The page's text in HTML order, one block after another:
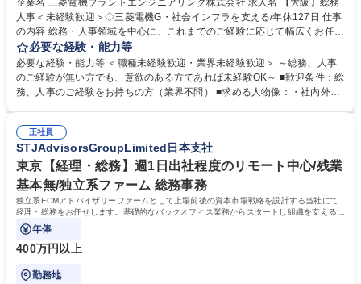
企業名 三菱電機プラントエンジニアリング株式会社 求人名 【大阪】総務
人事＜未経験歓迎＞◇三菱電機G・社会インフラを支える/年休127日 仕事
の内容 総務・人事領域を中心に、これまでのご経験に応じて幅広くお任せ
します。 ＜具体的には＞ ・総務/人事労務（給与・社保・勤怠管理など）
・採用・教育研修 ・福利厚生運用 など ※基本的には事務所勤務ですが、
採用や教育等の業務内容により、関西圏以外への日帰り・宿泊を伴う国内
出張もございます。 ※担当業務を持ちつつ、お互いに助け合いながら、総
必要な経験・能力等
必要な経験・能力等 ＜職種未経験歓迎・業界未経験歓迎＞ ～総務、人事
のご経験が無い方でも、意欲のある方であれば未経験OK～ ■歓迎条件：総
務、人事のご経験をお持ちの方（業界不問） ■求める人物像：・社内外の
正社員
STJAdvisorsGroupLimited日本支社
東京【経理・総務】週1日出社程度のリモート中心/残業
基本無/独立系ファーム 総務事務
独立系ECMアドバイザリーファームとして上場前後の資本市場戦略を設計する当社にて
経理・総務をお任せします。基礎的なバックオフィス業務からスタートし組織を支える専
任担当として広く活躍できる環境です。
年俸
400万円以上
勤務地